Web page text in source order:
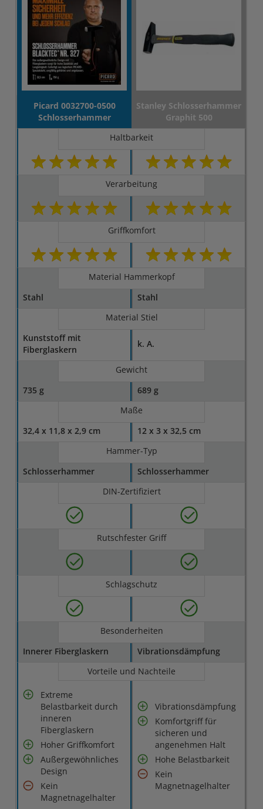
Picard 0032700-0500
Schlosserhammer
Stanley Schlosserhammer
Graphit 500
Haltbarkeit
Verarbeitung
Griffkomfort
Material Hammerkopf
Stahl
Stahl
Material Stiel
Kunststoff mit
Fiberglaskern
k. A.
Gewicht
735 g
689 g
Maße
32,4 x 11,8 x 2,9 cm
12 x 3 x 32,5 cm
Hammer-Typ
Schlosserhammer
Schlosserhammer
DIN-Zertifiziert
Rutschfester Griff
Schlagschutz
Besonderheiten
Innerer Fiberglaskern
Vibrationsdämpfung
Vorteile und Nachteile
Extreme
Belastbarkeit durch
inneren
Fiberglaskern
Hoher Griffkomfort
Außergewöhnliches
Design
Kein
Magnetnagelhalter
Vibrationsdämpfung
Komfortgriff für
sicheren und
angenehmen Halt
Hohe Belastbarkeit
Kein
Magnetnagelhalter